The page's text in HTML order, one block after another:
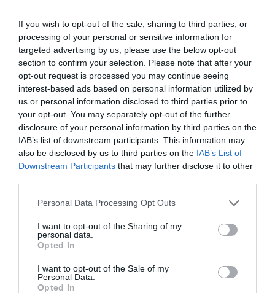
If you wish to opt-out of the sale, sharing to third parties, or
processing of your personal or sensitive information for
targeted advertising by us, please use the below opt-out
section to confirm your selection. Please note that after your
opt-out request is processed you may continue seeing
interest-based ads based on personal information utilized by
us or personal information disclosed to third parties prior to
your opt-out. You may separately opt-out of the further
disclosure of your personal information by third parties on the
IAB’s list of downstream participants. This information may
also be disclosed by us to third parties on the IAB’s List of
Downstream Participants that may further disclose it to other
Personal Data Processing Opt Outs
I want to opt-out of the Sharing of my
personal data.
Opted In
I want to opt-out of the Sale of my
Personal Data.
Opted In
Índex
marcas, categorías de producto y valor económico
aproximado de cada acuerdo. Si quieres más
información, contacta con nosotros
enintelligence@2playbook.com.
Añadir 2Playbook como fuente preferida de Google
de forma gratuita
Mantente informado con las últimas noticias de actualidad.
ACTIVAR AHORA
Compartir